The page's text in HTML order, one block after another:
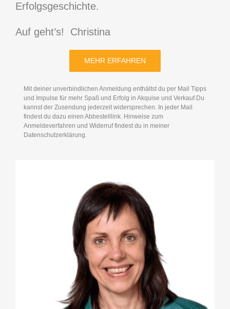
Erfolgsgeschichte.
Auf geht’s! Christina
MEHR ERFAHREN
Mit deiner unverbindlichen Anmeldung enthältst du per Mail Tipps
und Impulse für mehr Spaß und Erfolg in Akquise und Verkauf.Du
kannst der Zusendung jederzeit widersprechen. In jeder Mail
findest du dazu einen Abbestelllink. Hinweise zum
Anmeldeverfahren und Widerruf findest du in meiner
Datenschutzerklärung.